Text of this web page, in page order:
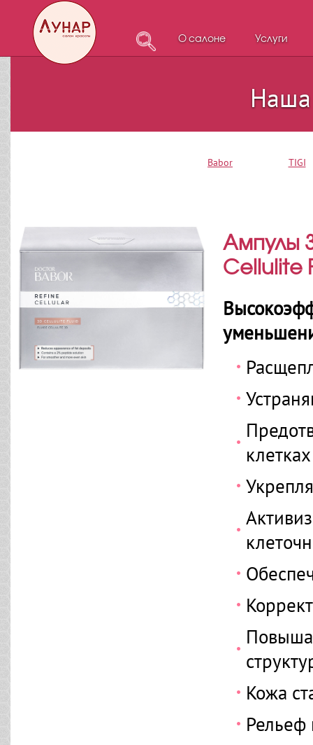
О салоне Услуги
Наша
Babor TIGI
Ампулы
Cellulite
клетках
Кожа
Рельеф